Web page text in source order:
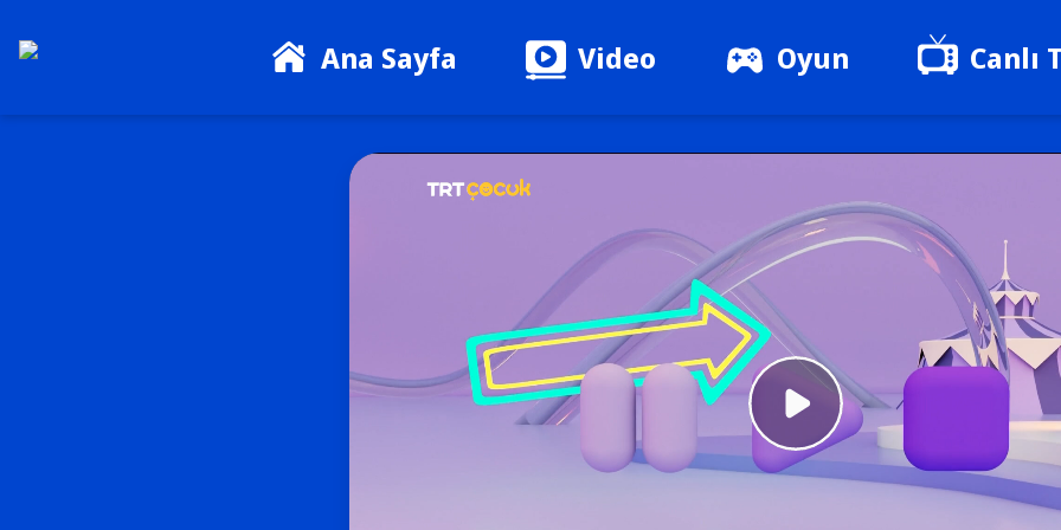
Ana Sayfa Video Oyun Canlı